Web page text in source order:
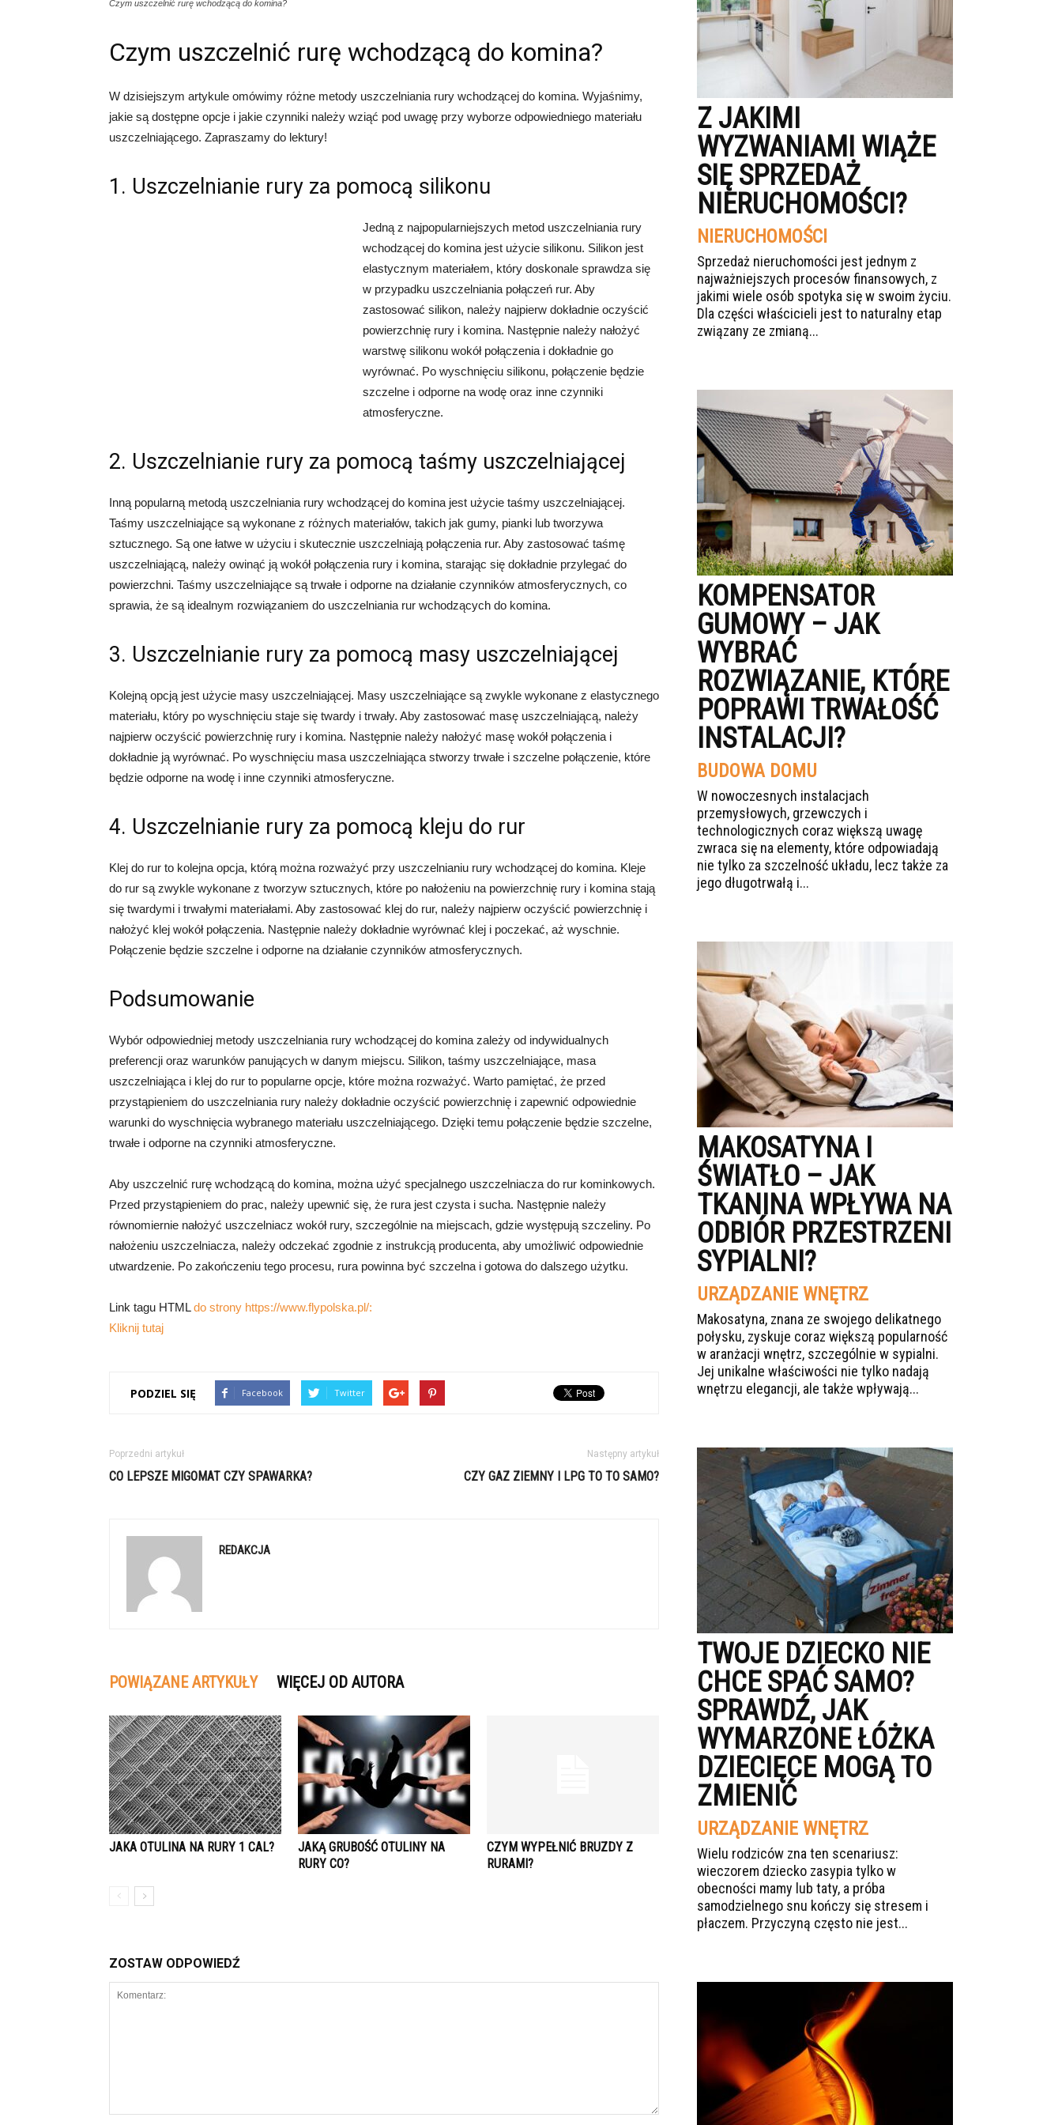
Czym uszczelnić rurę wchodzącą do komina?
Czym uszczelnić rurę wchodzącą do komina?
W dzisiejszym artykule omówimy różne metody uszczelniania rury wchodzącej do komina. Wyjaśnimy,
jakie są dostępne opcje i jakie czynniki należy wziąć pod uwagę przy wyborze odpowiedniego materiału
uszczelniającego. Zapraszamy do lektury!
1. Uszczelnianie rury za pomocą silikonu
Jedną z najpopularniejszych metod uszczelniania rury
wchodzącej do komina jest użycie silikonu. Silikon jest
elastycznym materiałem, który doskonale sprawdza się
w przypadku uszczelniania połączeń rur. Aby
zastosować silikon, należy najpierw dokładnie oczyścić
powierzchnię rury i komina. Następnie należy nałożyć
warstwę silikonu wokół połączenia i dokładnie go
wyrównać. Po wyschnięciu silikonu, połączenie będzie
szczelne i odporne na wodę oraz inne czynniki
atmosferyczne.
2. Uszczelnianie rury za pomocą taśmy uszczelniającej
Inną popularną metodą uszczelniania rury wchodzącej do komina jest użycie taśmy uszczelniającej.
Taśmy uszczelniające są wykonane z różnych materiałów, takich jak gumy, pianki lub tworzywa
sztucznego. Są one łatwe w użyciu i skutecznie uszczelniają połączenia rur. Aby zastosować taśmę
uszczelniającą, należy owinąć ją wokół połączenia rury i komina, starając się dokładnie przylegać do
powierzchni. Taśmy uszczelniające są trwałe i odporne na działanie czynników atmosferycznych, co
sprawia, że są idealnym rozwiązaniem do uszczelniania rur wchodzących do komina.
3. Uszczelnianie rury za pomocą masy uszczelniającej
Kolejną opcją jest użycie masy uszczelniającej. Masy uszczelniające są zwykle wykonane z elastycznego
materiału, który po wyschnięciu staje się twardy i trwały. Aby zastosować masę uszczelniającą, należy
najpierw oczyścić powierzchnię rury i komina. Następnie należy nałożyć masę wokół połączenia i
dokładnie ją wyrównać. Po wyschnięciu masa uszczelniająca stworzy trwałe i szczelne połączenie, które
będzie odporne na wodę i inne czynniki atmosferyczne.
4. Uszczelnianie rury za pomocą kleju do rur
Klej do rur to kolejna opcja, którą można rozważyć przy uszczelnianiu rury wchodzącej do komina. Kleje
do rur są zwykle wykonane z tworzyw sztucznych, które po nałożeniu na powierzchnię rury i komina stają
się twardymi i trwałymi materiałami. Aby zastosować klej do rur, należy najpierw oczyścić powierzchnię i
nałożyć klej wokół połączenia. Następnie należy dokładnie wyrównać klej i poczekać, aż wyschnie.
Połączenie będzie szczelne i odporne na działanie czynników atmosferycznych.
Podsumowanie
Wybór odpowiedniej metody uszczelniania rury wchodzącej do komina zależy od indywidualnych
preferencji oraz warunków panujących w danym miejscu. Silikon, taśmy uszczelniające, masa
uszczelniająca i klej do rur to popularne opcje, które można rozważyć. Warto pamiętać, że przed
przystąpieniem do uszczelniania rury należy dokładnie oczyścić powierzchnię i zapewnić odpowiednie
warunki do wyschnięcia wybranego materiału uszczelniającego. Dzięki temu połączenie będzie szczelne,
trwałe i odporne na czynniki atmosferyczne.
Aby uszczelnić rurę wchodzącą do komina, można użyć specjalnego uszczelniacza do rur kominkowych.
Przed przystąpieniem do prac, należy upewnić się, że rura jest czysta i sucha. Następnie należy
równomiernie nałożyć uszczelniacz wokół rury, szczególnie na miejscach, gdzie występują szczeliny. Po
nałożeniu uszczelniacza, należy odczekać zgodnie z instrukcją producenta, aby umożliwić odpowiednie
utwardzenie. Po zakończeniu tego procesu, rura powinna być szczelna i gotowa do dalszego użytku.
Link tagu HTMLdo strony https://www.flypolska.pl/:
Kliknij tutaj
PODZIEL SIĘ Facebook Twitter
Poprzedni artykuł
CO LEPSZE MIGOMAT CZY SPAWARKA?
Następny artykuł
CZY GAZ ZIEMNY I LPG TO TO SAMO?
REDAKCJA
POWIĄZANE ARTYKUŁY WIĘCEJ OD AUTORA
JAKA OTULINA NA RURY 1 CAL?
JAKĄ GRUBOŚĆ OTULINY NA
RURY CO?
CZYM WYPEŁNIĆ BRUZDY Z
RURAMI?
ZOSTAW ODPOWIEDŹ
Z JAKIMI
WYZWANIAMI WIĄŻE
SIĘ SPRZEDAŻ
NIERUCHOMOŚCI?
NIERUCHOMOŚCI
Sprzedaż nieruchomości jest jednym z
najważniejszych procesów finansowych, z
jakimi wiele osób spotyka się w swoim życiu.
Dla części właścicieli jest to naturalny etap
związany ze zmianą...
KOMPENSATOR
GUMOWY – JAK
WYBRAĆ
ROZWIĄZANIE, KTÓRE
POPRAWI TRWAŁOŚĆ
INSTALACJI?
BUDOWA DOMU
W nowoczesnych instalacjach
przemysłowych, grzewczych i
technologicznych coraz większą uwagę
zwraca się na elementy, które odpowiadają
nie tylko za szczelność układu, lecz także za
jego długotrwałą i...
MAKOSATYNA I
ŚWIATŁO – JAK
TKANINA WPŁYWA NA
ODBIÓR PRZESTRZENI
SYPIALNI?
URZĄDZANIE WNĘTRZ
Makosatyna, znana ze swojego delikatnego
połysku, zyskuje coraz większą popularność
w aranżacji wnętrz, szczególnie w sypialni.
Jej unikalne właściwości nie tylko nadają
wnętrzu elegancji, ale także wpływają...
TWOJE DZIECKO NIE
CHCE SPAĆ SAMO?
SPRAWDŹ, JAK
WYMARZONE ŁÓŻKA
DZIECIĘCE MOGĄ TO
ZMIENIĆ
URZĄDZANIE WNĘTRZ
Wielu rodziców zna ten scenariusz:
wieczorem dziecko zasypia tylko w
obecności mamy lub taty, a próba
samodzielnego snu kończy się stresem i
płaczem. Przyczyną często nie jest...